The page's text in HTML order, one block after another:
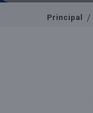
Principal